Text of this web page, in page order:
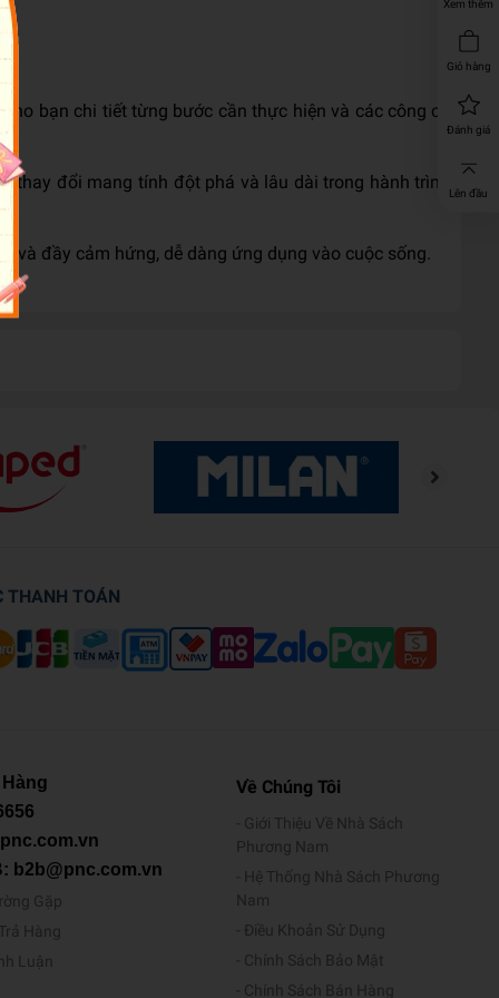
Xem thêm
Giỏ hàng
Đánh giá
Lên đầu
bạn chi tiết từng bước cần thực hiện và các công cụ
thay đổi mang tính đột phá và lâu dài trong hành trình
đầy cảm hứng, dễ dàng ứng dụng vào cuộc sống.
THANH TOÁN
b2b@pnc.com.vn
Gặp
Hàng
Luận
Về Chúng Tôi
Giới Thiệu Về Nhà Sách
Phương Nam
Hệ Thống Nhà Sách Phương
Nam
Điều Khoản Sử Dụng
Chính Sách Bảo Mật
Chính Sách Bán Hàng